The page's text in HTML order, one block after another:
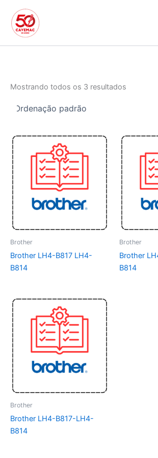
para
Mostrando todos os 3 resultados
Brother
Brother LH4-B817 LH4-
B814
Brother
Brother
B814
Brother
Brother LH4-B817-LH4-
B814